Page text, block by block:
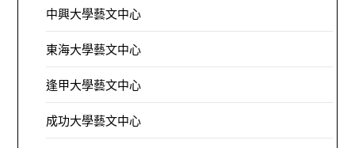
中興大學藝文中心
東海大學藝文中心
逢甲大學藝文中心
成功大學藝文中心